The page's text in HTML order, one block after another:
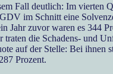
Fall deutlich: Im vierten
im Schnitt eine
Jahr zuvor waren es 344
traten die Schadens- und
auf der Stelle: Bei ihnen
Prozent.